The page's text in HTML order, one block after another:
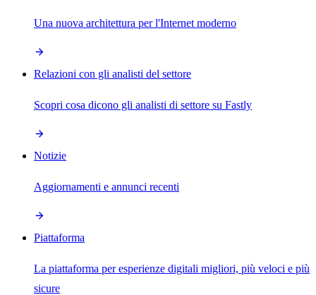
Una nuova architettura per l'Internet moderno
Relazioni con gli analisti del settore
Scopri cosa dicono gli analisti di settore su Fastly
Notizie
Aggiornamenti e annunci recenti
Piattaforma
La piattaforma per esperienze digitali migliori, più veloci e più
sicure